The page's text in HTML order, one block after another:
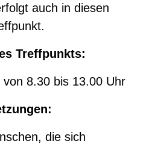
auch in diesen
Treffpunkts:
8.30 bis 13.00 Uhr
die sich